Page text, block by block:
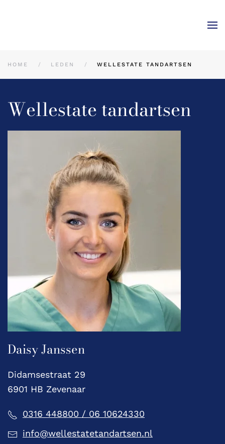
HOME LEDEN WELLESTATE TANDARTSEN
Wellestate tandartsen
Daisy Janssen
Didamsestraat 29
6901 HB Zevenaar
0316 448800 / 06 10624330
info@wellestatetandartsen.nl